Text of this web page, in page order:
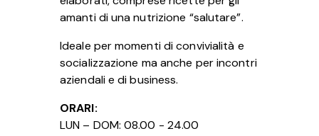
amanti di una nutrizione “salutare”.
Ideale per momenti di convivialità e
socializzazione ma anche per incontri
aziendali e di business.
ORARI:
LUN – DOM: 08.00 - 24.00